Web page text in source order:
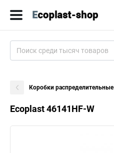
Коробки распределительные
Ecoplast 46141HF-W